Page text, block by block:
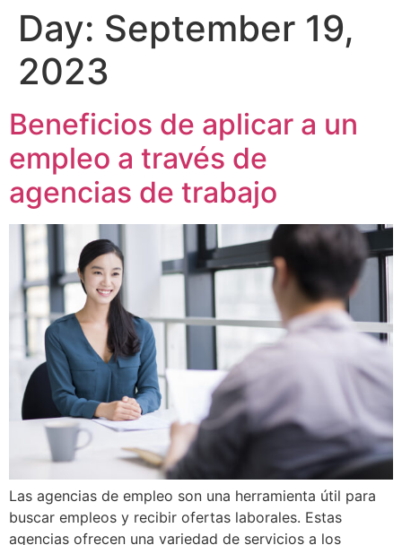
Day: September 19,
2023
Beneficios de aplicar a un
empleo a través de
agencias de trabajo
Las agencias de empleo son una herramienta útil para
buscar empleos y recibir ofertas laborales. Estas
agencias ofrecen una variedad de servicios a los